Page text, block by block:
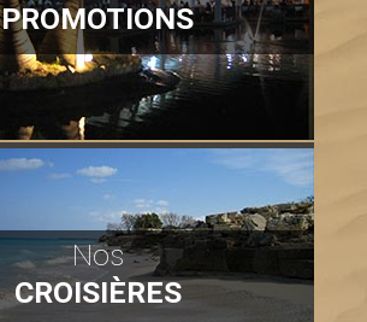
PROMOTIONS
Nos
CROISIÈRES